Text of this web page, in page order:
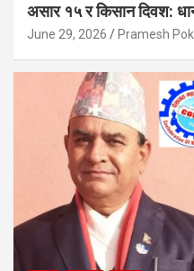
असार १५ र किसान दिवश:
June 29, 2026 Pramesh